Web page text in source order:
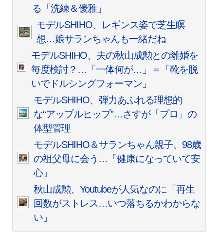
る「洗練＆優雅」
モデルSHIHO、レギンス姿で芝生瞑
想…娘サランちゃんも一緒だね
モデルSHIHO、夫の秋山成勲との離婚を
毎度検討？…「一体何が…」＝「靴を脱
いでドルシングフォーマン」
モデルSHIHO、弾力あふれる理想的
な“アップルヒップ”…さすが「プロ」の
体型管理
モデルSHIHO＆サランちゃん親子、98歳
の祖父母に会う…「健康になっていて安
心」
秋山成勲、Youtubeが人気なのに「再生
回数がストレス…いつ落ちるかわからな
い」